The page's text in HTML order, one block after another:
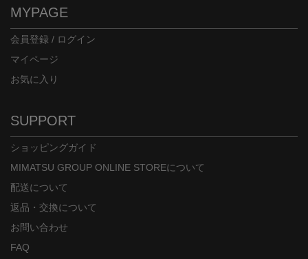
MYPAGE
会員登録 / ログイン
マイページ
お気に入り
SUPPORT
ショッピングガイド
MIMATSU GROUP ONLINE STOREについて
配送について
返品・交換について
お問い合わせ
FAQ